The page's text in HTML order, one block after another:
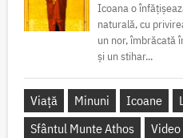
Icoana o
naturală, cu
un nor, îmbrăcată
și un stihar...
Viață Minuni Icoane
Sfântul Munte Athos
Video